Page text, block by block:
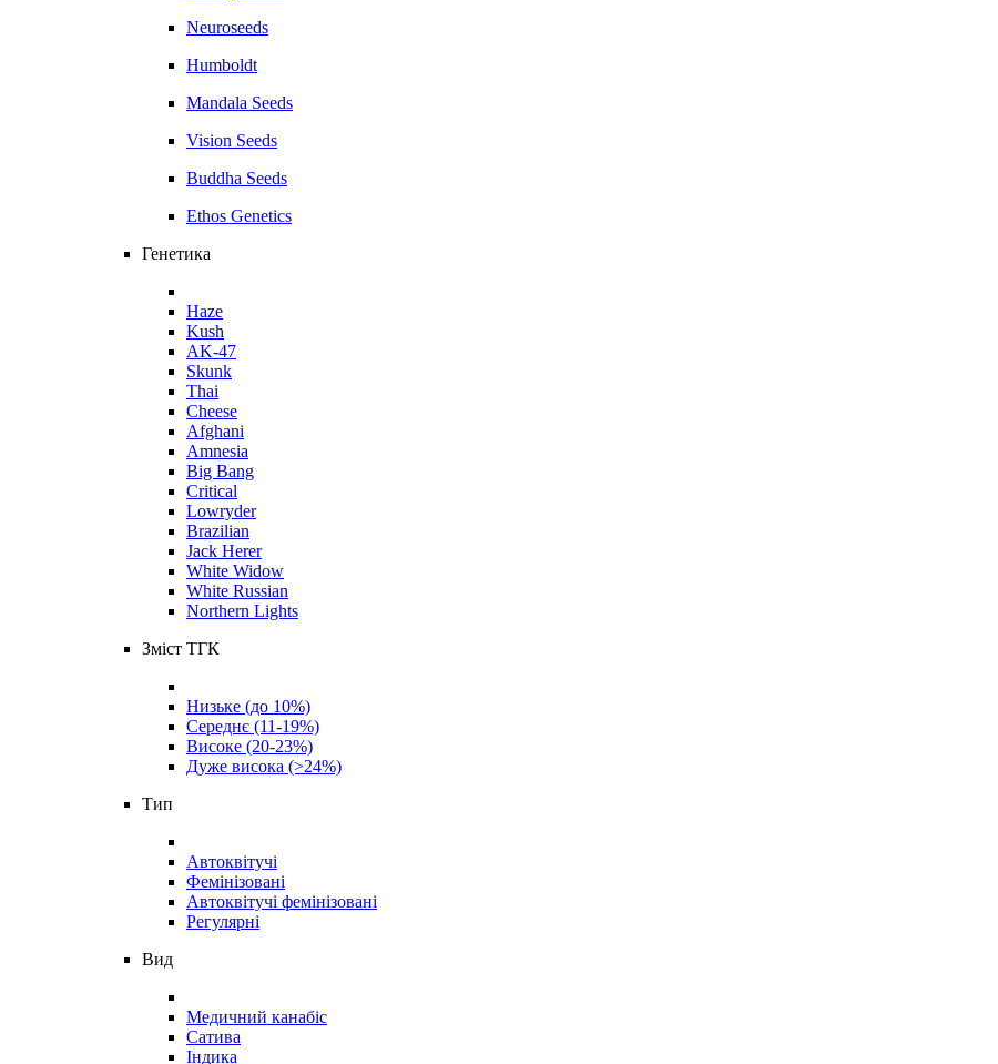
Neuroseeds
Humboldt
Mandala Seeds
Vision Seeds
Buddha Seeds
Ethos Genetics
Генетика
Haze
Kush
AK-47
Skunk
Thai
Cheese
Afghani
Amnesia
Big Bang
Critical
Lowryder
Brazilian
Jack Herer
White Widow
White Russian
Northern Lights
Зміст ТГК
Низьке (до 10%)
Середнє (11-19%)
Високе (20-23%)
Дуже висока (>24%)
Тип
Автоквітучі
Фемінізовані
Автоквітучі фемінізовані
Регулярні
Вид
Медичний канабіс
Сатива
Індика